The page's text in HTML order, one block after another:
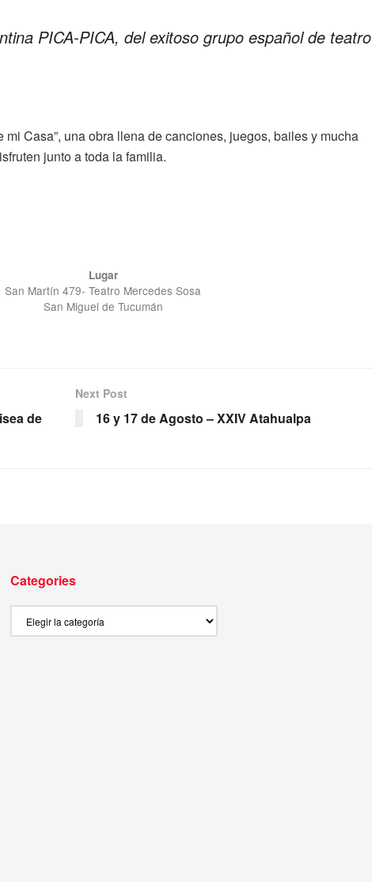
PICA-PICA, del exitoso grupo español de teatro
Casa”, una obra llena de canciones, juegos, bailes y mucha
junto a toda la familia.
Lugar
San Martín 479- Teatro Mercedes Sosa
San Miguel de Tucumán
de
Next Post
16 y 17 de Agosto – XXIV Atahualpa
Categories